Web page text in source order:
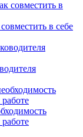
в себе